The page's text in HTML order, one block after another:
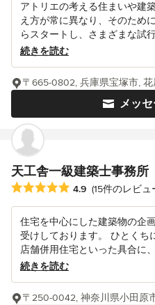
アトリエの考える住まいや建
え方が常に異なり、そのため
らスタートし、さまざまな試
続きを読む
メッ
〒665-0802, 兵庫県宝塚市, 花
天工舎一級建築士事務所
平均評価：5つ星中 星4.9
4.9 (15件のレビュ
住宅を中心にした建築物の企
受けしております。 ひとくち
店舗併用住宅といった具合に
続きを読む
〒250-0042, 神奈川県小田原